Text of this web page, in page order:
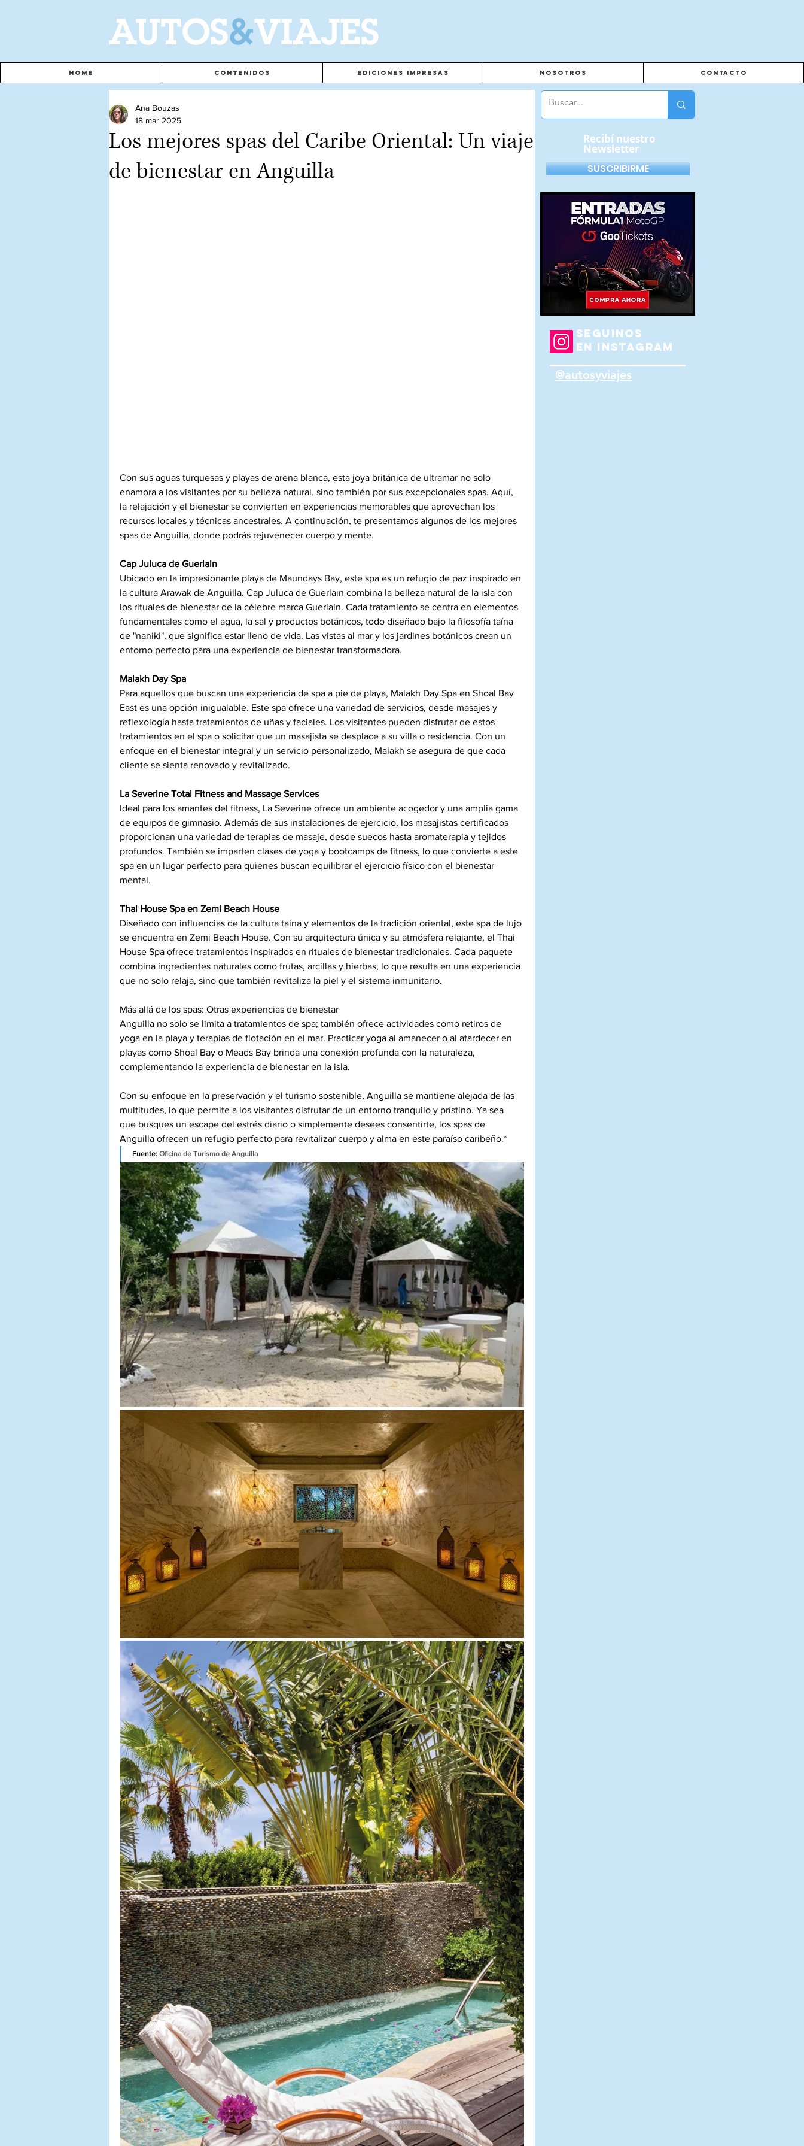
AUTOS&VIAJES
Home Contenidos Ediciones Impresas Nosotros Contacto
Los mejores spas del Caribe Oriental: Un viaje
de bienestar en Anguilla
Ana Bouzas
18 mar 2025
Con sus aguas turquesas y playas de arena blanca, esta joya británica de ultramar no solo
enamora a los visitantes por su belleza natural, sino también por sus excepcionales spas. Aquí,
la relajación y el bienestar se convierten en experiencias memorables que aprovechan los
recursos locales y técnicas ancestrales. A continuación, te presentamos algunos de los mejores
spas de Anguilla, donde podrás rejuvenecer cuerpo y mente.
Cap Juluca de Guerlain
Ubicado en la impresionante playa de Maundays Bay, este spa es un refugio de paz inspirado en
la cultura Arawak de Anguilla. Cap Juluca de Guerlain combina la belleza natural de la isla con
los rituales de bienestar de la célebre marca Guerlain. Cada tratamiento se centra en elementos
fundamentales como el agua, la sal y productos botánicos, todo diseñado bajo la filosofía taína
de "naniki", que significa estar lleno de vida. Las vistas al mar y los jardines botánicos crean un
entorno perfecto para una experiencia de bienestar transformadora.
Malakh Day Spa
Para aquellos que buscan una experiencia de spa a pie de playa, Malakh Day Spa en Shoal Bay
East es una opción inigualable. Este spa ofrece una variedad de servicios, desde masajes y
reflexología hasta tratamientos de uñas y faciales. Los visitantes pueden disfrutar de estos
tratamientos en el spa o solicitar que un masajista se desplace a su villa o residencia. Con un
enfoque en el bienestar integral y un servicio personalizado, Malakh se asegura de que cada
cliente se sienta renovado y revitalizado.
La Severine Total Fitness and Massage Services
Ideal para los amantes del fitness, La Severine ofrece un ambiente acogedor y una amplia gama
de equipos de gimnasio. Además de sus instalaciones de ejercicio, los masajistas certificados
proporcionan una variedad de terapias de masaje, desde suecos hasta aromaterapia y tejidos
profundos. También se imparten clases de yoga y bootcamps de fitness, lo que convierte a este
spa en un lugar perfecto para quienes buscan equilibrar el ejercicio físico con el bienestar
mental.
Thai House Spa en Zemi Beach House
Diseñado con influencias de la cultura taína y elementos de la tradición oriental, este spa de lujo
se encuentra en Zemi Beach House. Con su arquitectura única y su atmósfera relajante, el Thai
House Spa ofrece tratamientos inspirados en rituales de bienestar tradicionales. Cada paquete
combina ingredientes naturales como frutas, arcillas y hierbas, lo que resulta en una experiencia
que no solo relaja, sino que también revitaliza la piel y el sistema inmunitario.
Más allá de los spas: Otras experiencias de bienestar
Anguilla no solo se limita a tratamientos de spa; también ofrece actividades como retiros de
yoga en la playa y terapias de flotación en el mar. Practicar yoga al amanecer o al atardecer en
playas como Shoal Bay o Meads Bay brinda una conexión profunda con la naturaleza,
complementando la experiencia de bienestar en la isla.
Con su enfoque en la preservación y el turismo sostenible, Anguilla se mantiene alejada de las
multitudes, lo que permite a los visitantes disfrutar de un entorno tranquilo y prístino. Ya sea
que busques un escape del estrés diario o simplemente desees consentirte, los spas de
Anguilla ofrecen un refugio perfecto para revitalizar cuerpo y alma en este paraíso caribeño.*
Fuente: Oficina de Turismo de Anguilla
SEGUINOS
EN INSTAGRAM
@autosyviajes
Recibí nuestro
Newsletter
SUSCRIBIRME